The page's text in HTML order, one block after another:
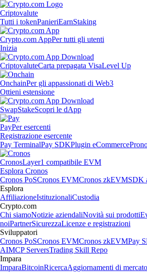
Criptovalute
Tutti i tokenPanieriEarnStaking
Crypto.com AppPer tutti gli utenti
Inizia
CriptovaluteCarta prepagata VisaLevel Up
OnchainPer gli appassionati di Web3
Ottieni estensione
SwapStakeScopri le dApp
PayPer esercenti
Registrazione esercente
Pay TerminalPay SDKPlugin eCommerce
CronosLayer1 compatibile EVM
Esplora Cronos
Cronos PoSCronos EVMCronos zkEVMSDK
Esplora
AffiliazioneIstituzionaliCustodia
Crypto.com
Chi siamoNotizie aziendaliNovità sui prodotti
noiPartnerSicurezzaLicenze e registrazioni
Sviluppatori
Cronos PoSCronos EVMCronos zkEVMPay
AIMCP ServersTrading Skill Repo
Impara
ImparaBitcoinRicercaAggiornamenti di mercato